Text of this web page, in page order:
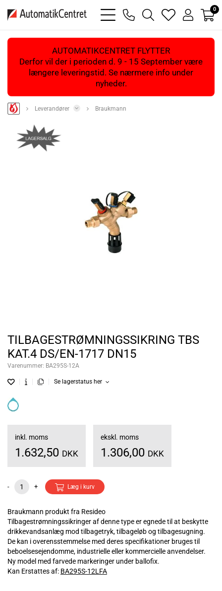
bars
light
phone
magnifying
glass
heart
light
user
light
0
AUTOMATIKCENTRET FLYTTER
Derfor vil der i perioden d. 9 - 15 September være
længere leveringstid. Se nærmere info under
nyheder.
Leverandører Braukmann
TILBAGESTRØMNINGSSIKRING TBS
KAT.4 DS/EN-1717 DN15
Varenummer: BA295S-12A
Se lagerstatus her
inkl. moms
1.632,50 DKK
ekskl. moms
1.306,00 DKK
- + Læg i kurv
Braukmann produkt fra Resideo
Tilbagestrømningssikringer af denne type er egnede til at beskytte
drikkevandsanlæg mod tilbagetryk, tilbageløb og tilbagesugning.
De kan i overensstemmelse med deres specifikationer bruges til
beboelsesejendomme, industrielle eller kommercielle anvendelser.
Ny model med farvede markeringer under ballofix.
Kan Erstattes af: BA295S-12LFA